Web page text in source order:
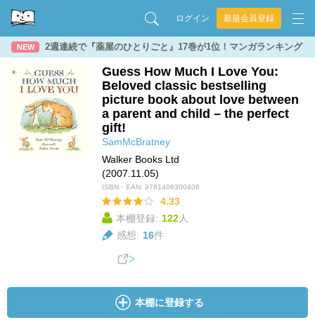
ログイン 新規会員登録
NEW 2週連続で『薬屋のひとりごと』17巻が1位！マンガランキング
Guess How Much I Love You:
Beloved classic bestselling
picture book about love between
a parent and child – the perfect
gift!
SamMcBratney
Walker Books Ltd
(2007.11.05)
ISBN・EAN: 9781406300406
4.33
本棚登録: 122人
感想: 16件
本棚に登録する